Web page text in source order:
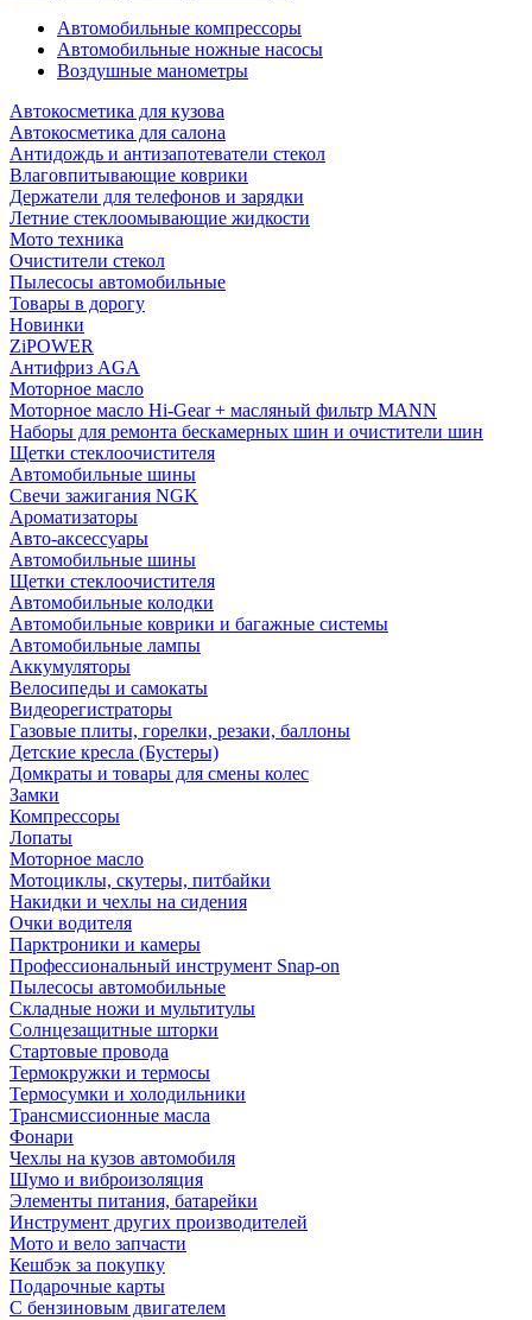
Автомобильные компрессоры
Автомобильные ножные насосы
Воздушные манометры
Автокосметика для кузова
Автокосметика для салона
Антидождь и антизапотеватели стекол
Влаговпитывающие коврики
Держатели для телефонов и зарядки
Летние стеклоомывающие жидкости
Мото техника
Очистители стекол
Пылесосы автомобильные
Товары в дорогу
Новинки
ZiPOWER
Антифриз AGA
Моторное масло
Моторное масло Hi-Gear + масляный фильтр MANN
Наборы для ремонта бескамерных шин и очистители шин
Щетки стеклоочистителя
Автомобильные шины
Свечи зажигания NGK
Ароматизаторы
Авто-аксессуары
Автомобильные шины
Щетки стеклоочистителя
Автомобильные колодки
Автомобильные коврики и багажные системы
Автомобильные лампы
Аккумуляторы
Велосипеды и самокаты
Видеорегистраторы
Газовые плиты, горелки, резаки, баллоны
Детские кресла (Бустеры)
Домкраты и товары для смены колес
Замки
Компрессоры
Лопаты
Моторное масло
Мотоциклы, скутеры, питбайки
Накидки и чехлы на сидения
Очки водителя
Парктроники и камеры
Профессиональный инструмент Snap-on
Пылесосы автомобильные
Складные ножи и мультитулы
Солнцезащитные шторки
Стартовые провода
Термокружки и термосы
Термосумки и холодильники
Трансмиссионные масла
Фонари
Чехлы на кузов автомобиля
Шумо и виброизоляция
Элементы питания, батарейки
Инструмент других производителей
Мото и вело запчасти
Кешбэк за покупку
Подарочные карты
С бензиновым двигателем